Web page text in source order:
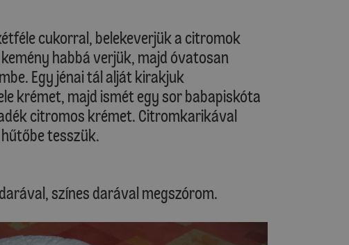
cukorral, belekeverjük a citromok
habbá verjük, majd óvatosan
Egy jénai tál alját kirakjuk
krémet, majd ismét egy sor babapiskóta
citromos krémet. Citromkarikával
tesszük.
színes darával megszórom.